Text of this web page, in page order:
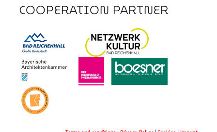
COOPERATION PARTNER